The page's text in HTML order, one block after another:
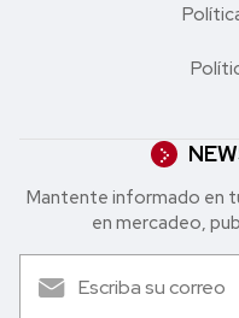
Mantente informado en
en mercadeo,